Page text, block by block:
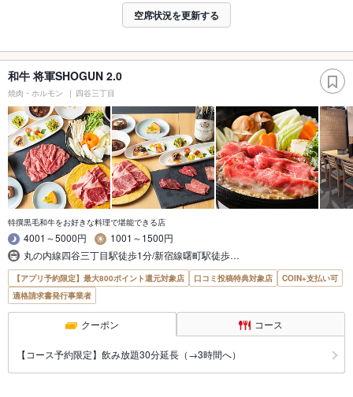
空席状況を更新する
和牛 将軍SHOGUN 2.0
焼肉・ホルモン 四谷三丁目
特撰黒毛和牛をお好きな料理で堪能できる店
4001～5000円
1001～1500円
丸の内線四谷三丁目駅徒歩1分/新宿線曙町駅徒歩…
【アプリ予約限定】最大800ポイント還元対象店 口コミ投稿特典対象店
COIN+支払い可
適格請求書発行事業者
クーポン コース
【コース予約限定】飲み放題30分延長（→3時間へ）